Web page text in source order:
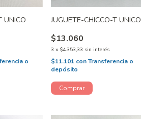
UNICO
o
JUGUETE-CHICCO-T UNICO
$13.060
3 x $4.353,33 sin interés
$11.101 con Transferencia o
depósito